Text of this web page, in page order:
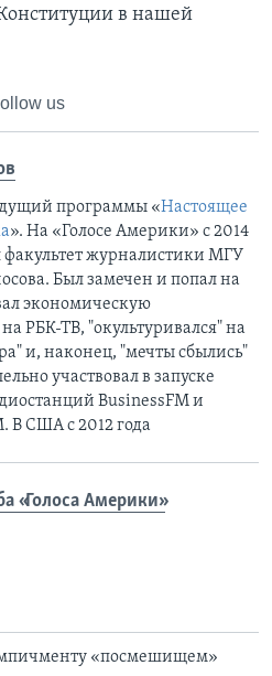
в нашей
us
программы «Настоящее
». На «Голосе Америки» с 2014
факультет журналистики МГУ
Был замечен и попал на
экономическую
РБК-ТВ, "окультуривался" на
и, наконец, "мечты сбылись"
участвовал в запуске
BusinessFM и
В США с 2012 года
«Голоса Америки»
«посмешищем»